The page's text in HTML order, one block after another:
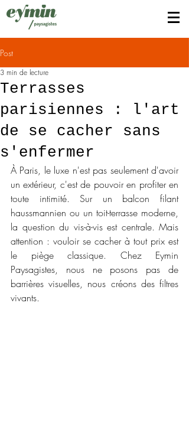
Post
Terrasses
parisiennes : l'art
de se cacher sans
s'enfermer
3 min de lecture
À Paris, le luxe n'est pas seulement d'avoir
un extérieur, c'est de pouvoir en profiter en
toute intimité. Sur un balcon filant
haussmannien ou un toit-terrasse moderne,
la question du vis-à-vis est centrale. Mais
attention : vouloir se cacher à tout prix est
le piège classique. Chez Eymin
Paysagistes, nous ne posons pas de
barrières visuelles, nous créons des filtres
vivants.